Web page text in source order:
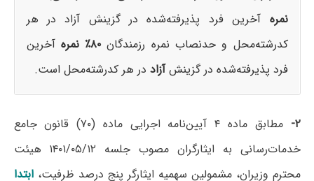
نمره آخرین فرد پذیرفته‌شده در گزینش آزاد در هر
کدرشته‌محل و حدنصاب نمره رزمندگان ۸۰٪ نمره
آخرین
فرد پذیرفته‌شده در گزینشآزاد در هر کدرشته‌محل است.
۲-
مطابق ماده ۴ آیین‌نامه اجرایی ماده (۷۰) قانون جامع
خدمات‌رسانی به ایثارگران مصوب جلسه ۱۴۰۱/۰۵/۱۲ هیئت
محترم وزیران، مشمولین سهمیه ایثارگر پنج درصد ظرفیت، ابتدا